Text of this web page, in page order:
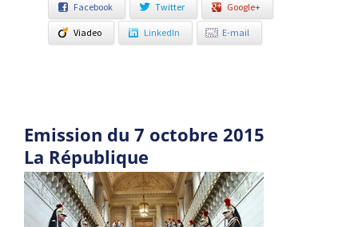
Facebook Twitter Google+
Viadeo LinkedIn E-mail
Emission du 7 octobre 2015
La République